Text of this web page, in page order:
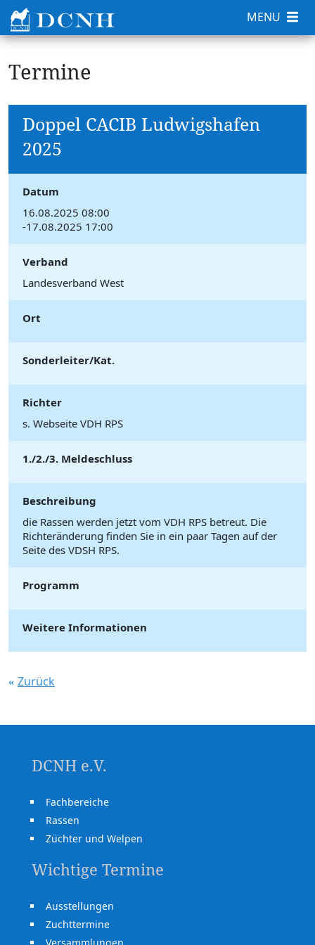
Termine
Doppel CACIB Ludwigshafen
2025
Datum
16.08.2025 08:00
-17.08.2025 17:00
Verband
Landesverband West
Ort
Sonderleiter/Kat.
Richter
s. Webseite VDH RPS
1./2./3. Meldeschluss
Beschreibung
die Rassen werden jetzt vom VDH RPS betreut. Die
Richteränderung finden Sie in ein paar Tagen auf der
Seite des VDSH RPS.
Programm
Weitere Informationen
Zurück
DCNH e.V.
Fachbereiche
Rassen
Züchter und Welpen
Wichtige Termine
Ausstellungen
Zuchttermine
MENU